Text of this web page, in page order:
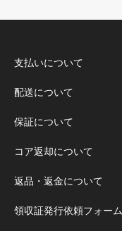
支払いについて
配送について
保証について
コア返却について
返品・返金について
領収証発行依頼フォーム